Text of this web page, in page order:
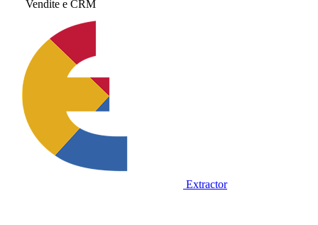
Vendite e CRM
Extractor